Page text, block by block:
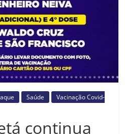
Saúde
Vacinação Covid-
continua